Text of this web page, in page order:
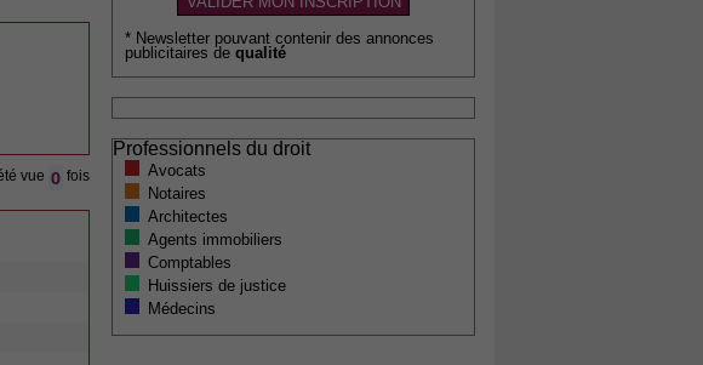
vue 0 fois
* Newsletter pouvant contenir des annonces
publicitaires de qualité
Professionnels du droit
Avocats
Notaires
Architectes
Agents immobiliers
Comptables
Huissiers de justice
Médecins